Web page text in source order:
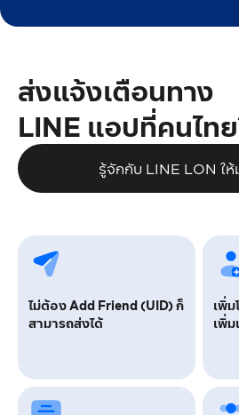
ส่งแจ้งเตือนทาง
LINE แอปที่คนไท
รู้จักกับ LINE LON ใ
ไม่ต้อง Add Friend (UID) ก็
สามารถส่งได้
เพิ่
เพิ่